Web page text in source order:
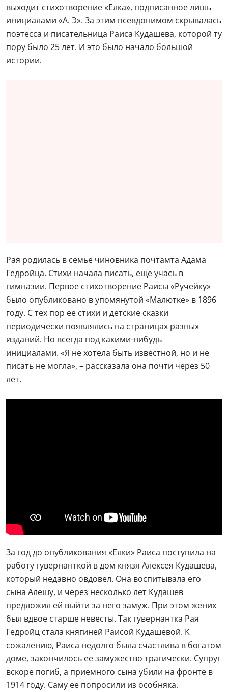
выходит стихотворение «Елка», подписанное лишь
инициалами «А. Э». За этим псевдонимом скрывалась
поэтесса и писательница Раиса Кудашева, которой ту
пору было 25 лет. И это было начало большой
истории.
Рая родилась в семье чиновника почтамта Адама
Гедройца. Стихи начала писать, еще учась в
гимназии. Первое стихотворение Раисы «Ручейку»
было опубликовано в упомянутой «Малютке» в 1896
году. С тех пор ее стихи и детские сказки
периодически появлялись на страницах разных
изданий. Но всегда под какими-нибудь
инициалами. «Я не хотела быть известной, но и не
писать не могла», – рассказала она почти через 50
лет.
За год до опубликования «Елки» Раиса поступила на
работу гувернанткой в дом князя Алексея Кудашева,
который недавно овдовел. Она воспитывала его
сына Алешу, и через несколько лет Кудашев
предложил ей выйти за него замуж. При этом жених
был вдвое старше невесты. Так гувернантка Рая
Гедройц стала княгиней Раисой Кудашевой. К
сожалению, Раиса недолго была счастлива в богатом
доме, закончилось ее замужество трагически. Супруг
вскоре погиб, а приемного сына убили на фронте в
1914 году. Саму ее попросили из особняка.